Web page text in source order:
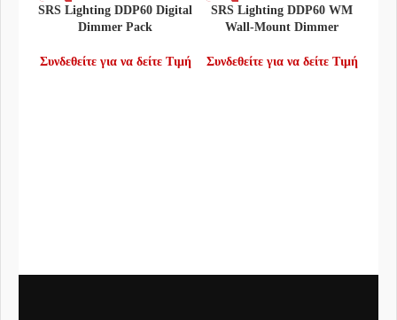
SRS Lighting DDP60 Digital
Dimmer Pack
Συνδεθείτε για να δείτε Τιμή
SRS Lighting DDP60 WM
Wall-Mount Dimmer
Συνδεθείτε για να δείτε Τιμή